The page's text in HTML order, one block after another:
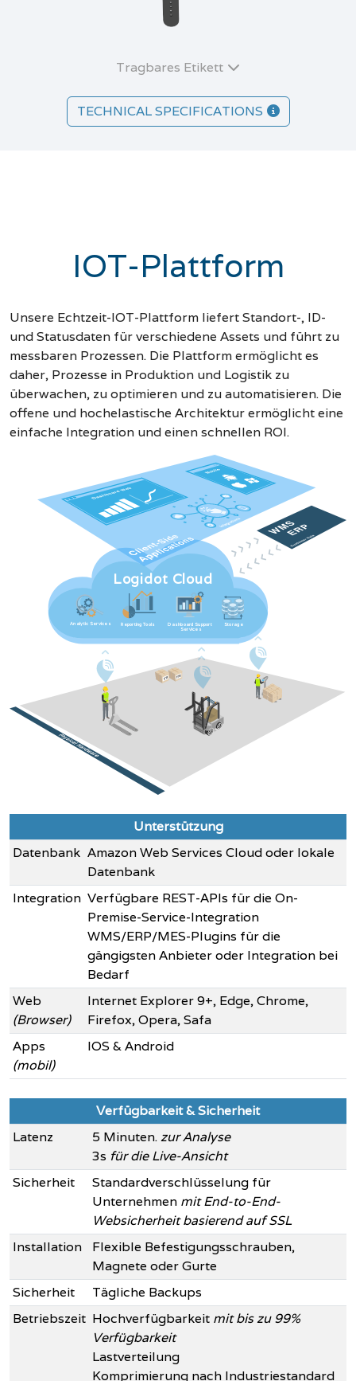
Tragbares Etikett
TECHNICAL SPECIFICATIONS
IOT-Plattform
Unsere Echtzeit-IOT-Plattform liefert Standort-, ID-
und Statusdaten für verschiedene Assets und führt zu
messbaren Prozessen. Die Plattform ermöglicht es
daher, Prozesse in Produktion und Logistik zu
überwachen, zu optimieren und zu automatisieren. Die
offene und hochelastische Architektur ermöglicht eine
einfache Integration und einen schnellen ROI.
Storage
Analytic Services Reporting Tools Dashboard Support
Services
Logidot Cloud
Unterstützung
Datenbank Amazon Web Services Cloud oder lokale
Datenbank
Integration Verfügbare REST-APIs für die On-
Premise-Service-Integration
WMS/ERP/MES-Plugins für die
gängigsten Anbieter oder Integration bei
Bedarf
Web
(Browser)
Internet Explorer 9+, Edge, Chrome,
Firefox, Opera, Safa
Apps
(mobil)
IOS & Android
Verfügbarkeit & Sicherheit
Latenz
5 Minuten.zur Analyse
3s für die Live-Ansicht
Sicherheit
Standardverschlüsselung für
Unternehmen mit End-to-End-
Websicherheit basierend auf SSL
Installation
Flexible Befestigungsschrauben,
Magnete oder Gurte
Sicherheit
Tägliche Backups
Betriebszeit Hochverfügbarkeit mit bis zu 99%
Verfügbarkeit
Lastverteilung
Komprimierung nach Industriestandard